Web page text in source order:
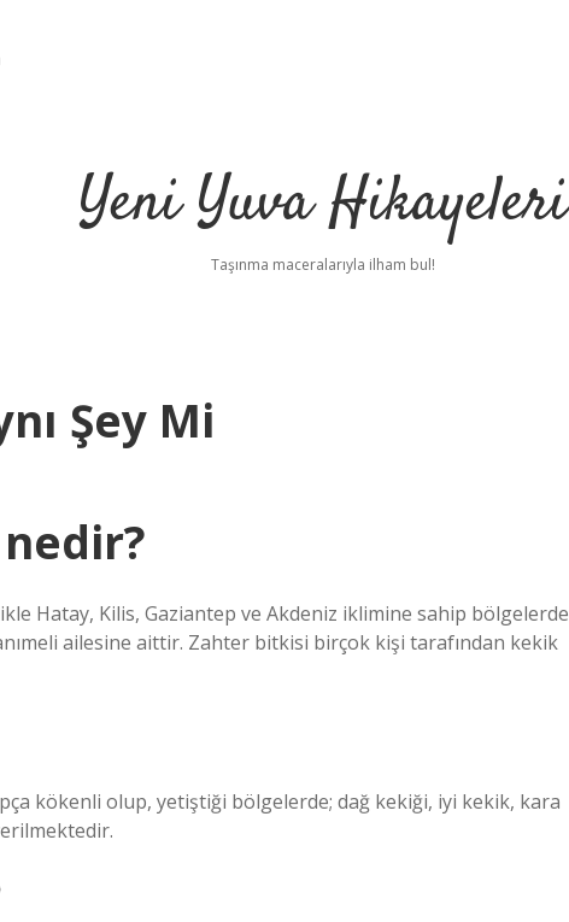
Yeni Yuva Hikayeleri
Taşınma maceralarıyla ilham bul!
Şey Mi
Hatay, Kilis, Gaziantep ve Akdeniz iklimine sahip bölgelerde
ailesine aittir. Zahter bitkisi birçok kişi tarafından kekik
kökenli olup, yetiştiği bölgelerde; dağ kekiği, iyi kekik, kara